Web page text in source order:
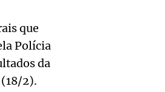
que
Polícia
da
2).